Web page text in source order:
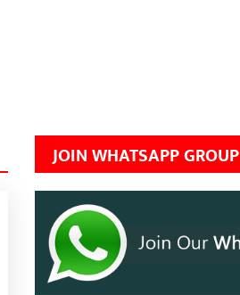
JOIN WHATSAPP GROUP